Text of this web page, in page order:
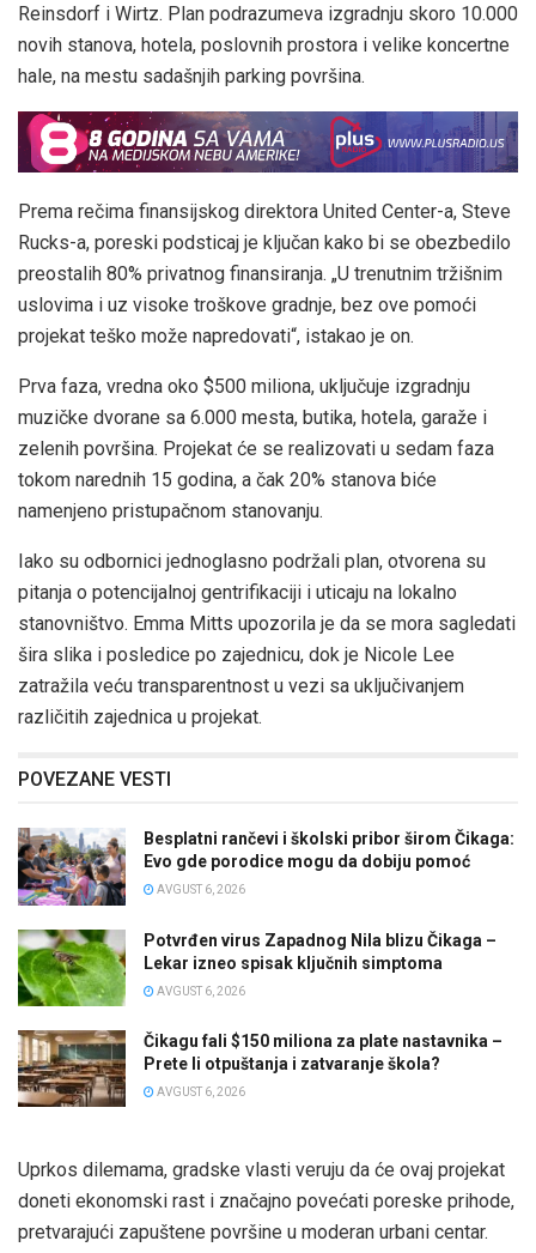
Reinsdorf i Wirtz. Plan podrazumeva izgradnju skoro 10.000
novih stanova, hotela, poslovnih prostora i velike koncertne
hale, na mestu sadašnjih parking površina.
Prema rečima finansijskog direktora United Center-a, Steve
Rucks-a, poreski podsticaj je ključan kako bi se obezbedilo
preostalih 80% privatnog finansiranja. „U trenutnim tržišnim
uslovima i uz visoke troškove gradnje, bez ove pomoći
projekat teško može napredovati“, istakao je on.
Prva faza, vredna oko $500 miliona, uključuje izgradnju
muzičke dvorane sa 6.000 mesta, butika, hotela, garaže i
zelenih površina. Projekat će se realizovati u sedam faza
tokom narednih 15 godina, a čak 20% stanova biće
namenjeno pristupačnom stanovanju.
Iako su odbornici jednoglasno podržali plan, otvorena su
pitanja o potencijalnoj gentrifikaciji i uticaju na lokalno
stanovništvo. Emma Mitts upozorila je da se mora sagledati
šira slika i posledice po zajednicu, dok je Nicole Lee
zatražila veću transparentnost u vezi sa uključivanjem
različitih zajednica u projekat.
POVEZANE VESTI
Besplatni rančevi i školski pribor širom Čikaga:
Evo gde porodice mogu da dobiju pomoć
AVGUST 6, 2026
Potvrđen virus Zapadnog Nila blizu Čikaga –
Lekar izneo spisak ključnih simptoma
AVGUST 6, 2026
Čikagu fali $150 miliona za plate nastavnika –
Prete li otpuštanja i zatvaranje škola?
AVGUST 6, 2026
Uprkos dilemama, gradske vlasti veruju da će ovaj projekat
doneti ekonomski rast i značajno povećati poreske prihode,
pretvarajući zapuštene površine u moderan urbani centar.